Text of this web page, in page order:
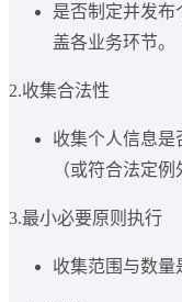
是否制定并发布
盖各业务环节。
2.收集合法性
收集个人信息是
（或符合法定例
3.最小必要原则执行
收集范围与数量